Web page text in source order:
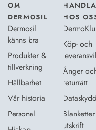
OM
DERMOSIL
Dermosil
känns bra
Produkter &
tillverkning
Hållbarhet
Vår historia
Personal
HANDLA
HOS
Köp- och
Ånger
returrätt
utskrift